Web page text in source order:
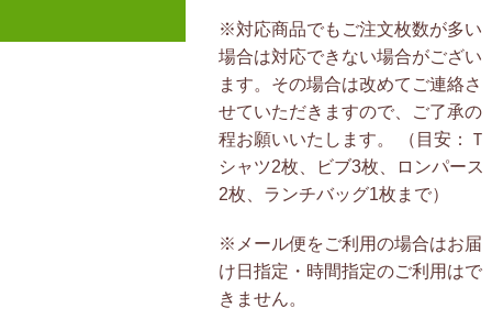
※対応商品でもご注文枚数が多い
場合は対応できない場合がござい
ます。その場合は改めてご連絡さ
せていただきますので、ご了承の
程お願いいたします。 （目安：Ｔ
シャツ2枚、ビブ3枚、ロンパース
2枚、ランチバッグ1枚まで）
※メール便をご利用の場合はお届
け日指定・時間指定のご利用はで
きません。